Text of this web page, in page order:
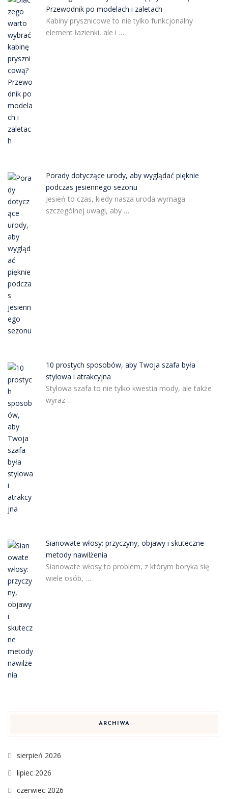
Przewodnik po modelach i zaletach
Kabiny prysznicowe to nie tylko funkcjonalny
element łazienki, ale i …
Porady dotyczące urody, aby wyglądać pięknie
podczas jesiennego sezonu
Jesień to czas, kiedy nasza uroda wymaga
szczególnej uwagi, aby …
10 prostych sposobów, aby Twoja szafa była
stylowa i atrakcyjna
Stylowa szafa to nie tylko kwestia mody, ale także
wyraz …
Sianowate włosy: przyczyny, objawy i skuteczne
metody nawilżenia
Sianowate włosy to problem, z którym boryka się
wiele osób, …
ARCHIWA
sierpień 2026
lipiec 2026
czerwiec 2026